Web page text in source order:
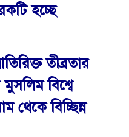
হচ্ছে
তীব্রতার
বিশ্বে
থেকে বিচ্ছিন্ন